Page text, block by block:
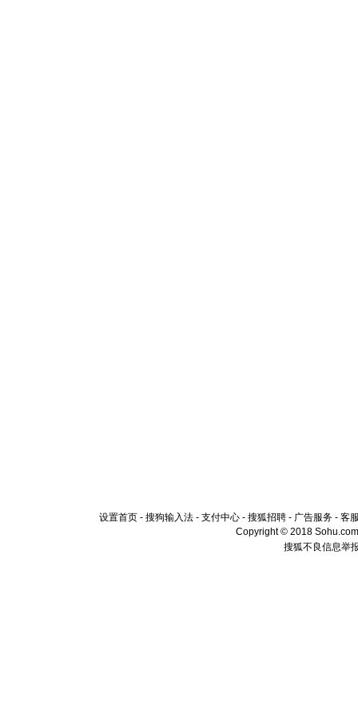
设置首页 - 搜狗输入法 - 支付中心 - 搜狐招聘 - 广告服务 - 客
Copyright © 2018
搜狐不良信息举